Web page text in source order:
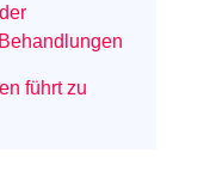
führt zu